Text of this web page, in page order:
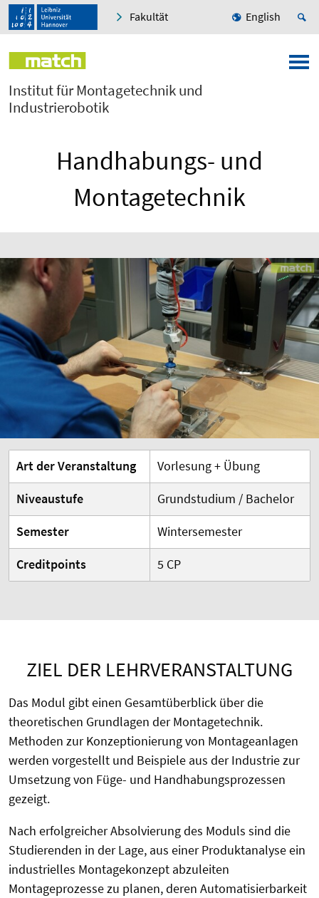
Fakultät English
Institut für Montagetechnik und
Industrierobotik
Handhabungs- und
Montagetechnik
Art der Veranstaltung
Vorlesung + Übung
Niveaustufe
Grundstudium / Bachelor
Semester
Wintersemester
Creditpoints
5 CP
ZIEL DER LEHRVERANSTALTUNG
Das Modul gibt einen Gesamtüberblick über die
theoretischen Grundlagen der Montagetechnik.
Methoden zur Konzeptionierung von Montageanlagen
werden vorgestellt und Beispiele aus der Industrie zur
Umsetzung von Füge- und Handhabungsprozessen
gezeigt.
Nach erfolgreicher Absolvierung des Moduls sind die
Studierenden in der Lage, aus einer Produktanalyse ein
industrielles Montagekonzept abzuleiten
Montageprozesse zu planen, deren Automatisierbarkeit